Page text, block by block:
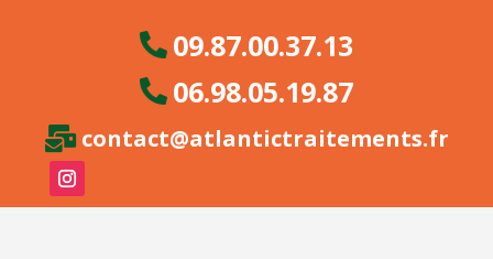
 09.87.00.37.13
 06.98.05.19.87
 contact@atlantictraitements.fr